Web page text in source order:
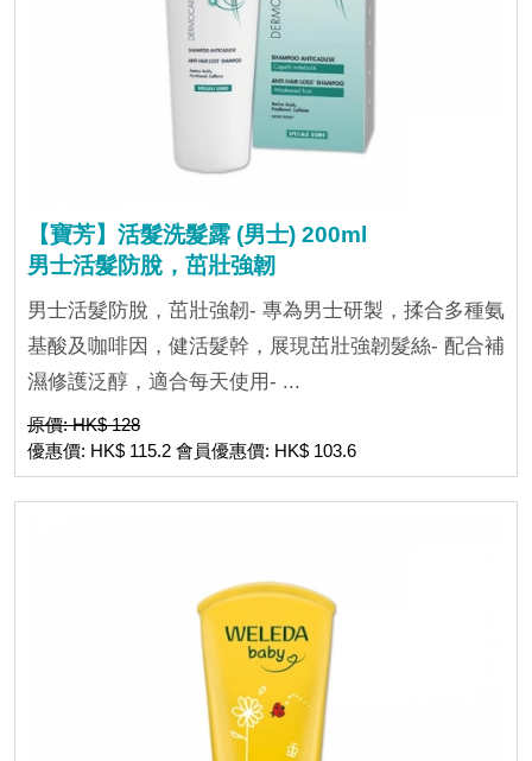
【寶芳】活髮洗髮露 (男士) 200ml
男士活髮防脫，茁壯強韌
男士活髮防脫，茁壯強韌- 專為男士研製，揉合多種氨
基酸及咖啡因，健活髮幹，展現茁壯強韌髮絲- 配合補
濕修護泛醇，適合每天使用- ...
原價: HK$ 128
優惠價: HK$ 115.2 會員優惠價: HK$ 103.6